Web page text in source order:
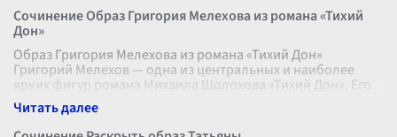
Сочинение Образ Григория Мелехова из романа «Тихий
Дон»
Образ Григория Мелехова из романа «Тихий Дон»
Григорий Мелехов — одна из центральных и наиболее
ярких фигур романа Михаила Шолохова «Тихий Дон». Его
образ олицетворяет сложный и п